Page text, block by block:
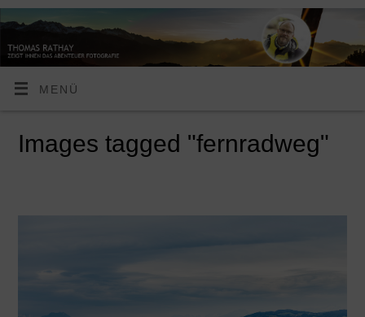
MENÜ
Images tagged "fernradweg"